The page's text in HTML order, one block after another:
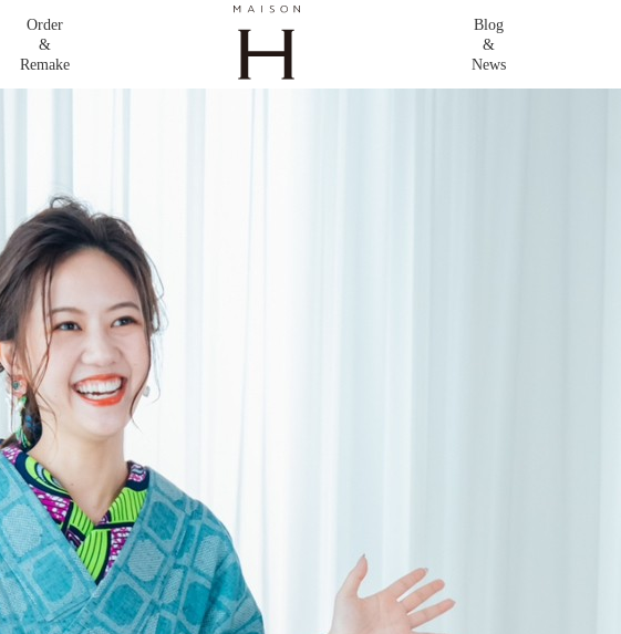
Order
&
Remake
Blog
&
News